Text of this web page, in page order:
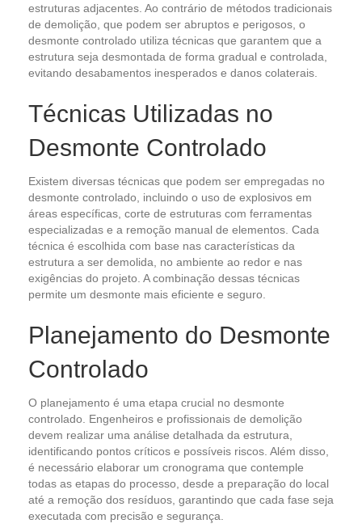
estruturas adjacentes. Ao contrário de métodos tradicionais
de demolição, que podem ser abruptos e perigosos, o
desmonte controlado utiliza técnicas que garantem que a
estrutura seja desmontada de forma gradual e controlada,
evitando desabamentos inesperados e danos colaterais.
Técnicas Utilizadas no
Desmonte Controlado
Existem diversas técnicas que podem ser empregadas no
desmonte controlado, incluindo o uso de explosivos em
áreas específicas, corte de estruturas com ferramentas
especializadas e a remoção manual de elementos. Cada
técnica é escolhida com base nas características da
estrutura a ser demolida, no ambiente ao redor e nas
exigências do projeto. A combinação dessas técnicas
permite um desmonte mais eficiente e seguro.
Planejamento do Desmonte
Controlado
O planejamento é uma etapa crucial no desmonte
controlado. Engenheiros e profissionais de demolição
devem realizar uma análise detalhada da estrutura,
identificando pontos críticos e possíveis riscos. Além disso,
é necessário elaborar um cronograma que contemple
todas as etapas do processo, desde a preparação do local
até a remoção dos resíduos, garantindo que cada fase seja
executada com precisão e segurança.